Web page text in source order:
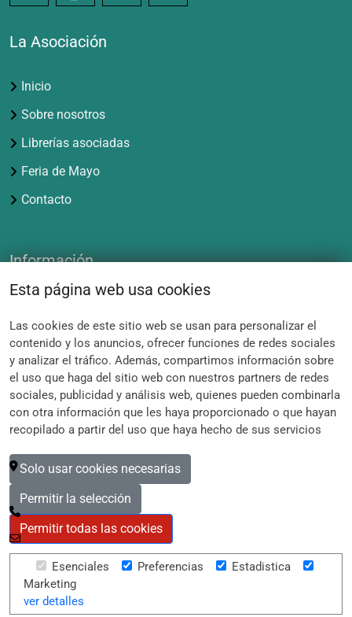
La Asociación
Inicio
Sobre nosotros
Librerías asociadas
Feria de Mayo
Contacto
Información
Política de Privacidad
Cookies
Contacto de la Asociación
c/ Del Prado 5 (librería)
914 296 091
contacto@librerosdelance.es
Esta página web usa cookies
Las cookies de este sitio web se usan para personalizar el
contenido y los anuncios, ofrecer funciones de redes sociales
y analizar el tráfico. Además, compartimos información sobre
el uso que haga del sitio web con nuestros partners de redes
sociales, publicidad y análisis web, quienes pueden combinarla
con otra información que les haya proporcionado o que hayan
recopilado a partir del uso que haya hecho de sus servicios
Solo usar cookies necesarias
Permitir la selección
Permitir todas las cookies
Esenciales Preferencias
Estadistica
Marketing
ver detalles